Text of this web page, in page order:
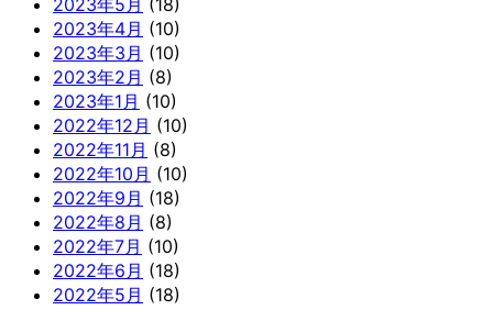
2023年5月 (18)
2023年4月 (10)
2023年3月 (10)
2023年2月 (8)
2023年1月 (10)
2022年12月 (10)
2022年11月 (8)
2022年10月 (10)
2022年9月 (18)
2022年8月 (8)
2022年7月 (10)
2022年6月 (18)
2022年5月 (18)